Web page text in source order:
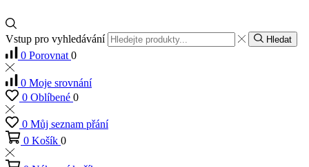
Vstup pro vyhledávání Hledat
0 Porovnat 0
0 Moje srovnání
0 Oblíbené 0
0 Můj seznam přání
0 Košík 0